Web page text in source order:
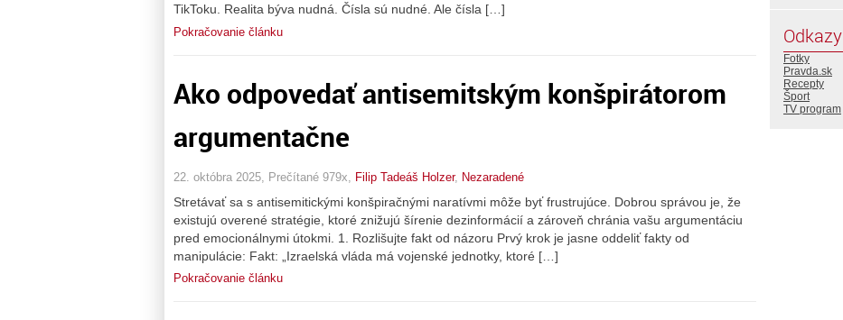
TikToku. Realita býva nudná. Čísla sú nudné. Ale čísla […]
Pokračovanie článku
Ako odpovedať antisemitským konšpirátorom
argumentačne
22. októbra 2025, Prečítané 979x, Filip Tadeáš Holzer, Nezaradené
Stretávať sa s antisemitickými konšpiračnými naratívmi môže byť frustrujúce. Dobrou správou je, že
existujú overené stratégie, ktoré znižujú šírenie dezinformácií a zároveň chránia vašu argumentáciu
pred emocionálnymi útokmi. 1. Rozlišujte fakt od názoru Prvý krok je jasne oddeliť fakty od
manipulácie: Fakt: „Izraelská vláda má vojenské jednotky, ktoré […]
Pokračovanie článku
Odkazy
Fotky
Pravda.sk
Recepty
Šport
TV program